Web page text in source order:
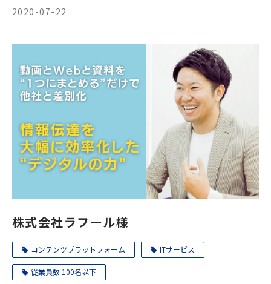
2020-07-22
株式会社ラフール様
コンテンツプラットフォーム ITサービス
従業員数 100名以下